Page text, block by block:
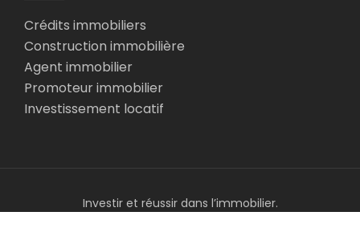
Crédits immobiliers
Construction immobilière
Agent immobilier
Promoteur immobilier
Investissement locatif
Investir et réussir dans l’immobilier.